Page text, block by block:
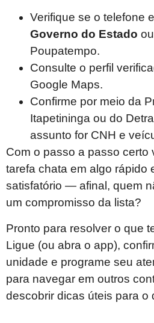
Verifique se o telefone
Governo do Estado
Poupatempo.
Consulte o perfil
Google Maps.
Confirme por meio da
Itapetininga ou do
assunto for CNH e
Com o passo a passo certo
tarefa chata em algo rápido
satisfatório — afinal, quem
um compromisso da lista?
Pronto para resolver o que
Ligue (ou abra o app),
unidade e programe seu
para navegar em outros
descobrir dicas úteis para o